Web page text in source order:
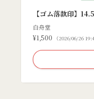
【ゴム落款印】
白舟堂
¥1,500
（2026/06/26